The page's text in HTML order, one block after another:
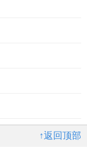
↑返回顶部